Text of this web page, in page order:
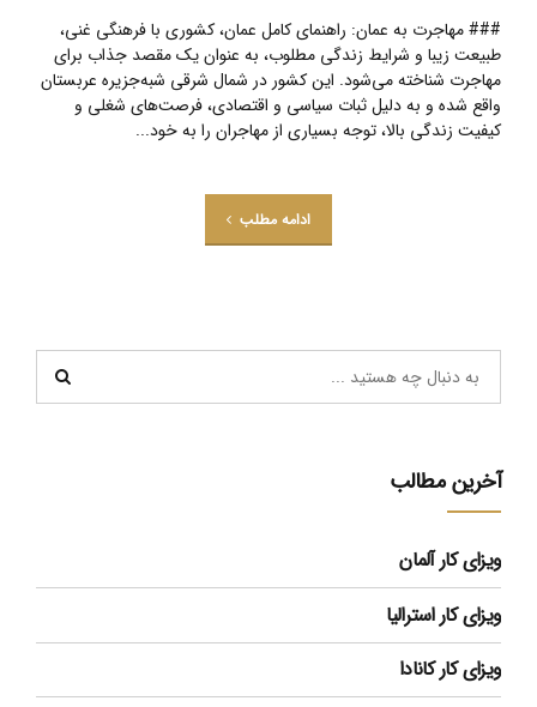
### مهاجرت به عمان: راهنمای کامل عمان، کشوری با فرهنگی غنی،
طبیعت زیبا و شرایط زندگی مطلوب، به عنوان یک مقصد جذاب برای
مهاجرت شناخته می‌شود. این کشور در شمال شرقی شبه‌جزیره عربستان
واقع شده و به دلیل ثبات سیاسی و اقتصادی، فرصت‌های شغلی و
کیفیت زندگی بالا، توجه بسیاری از مهاجران را به خود...
ادامه مطلب
آخرین مطالب
ویزای کار آلمان
ویزای کار استرالیا
ویزای کار کانادا